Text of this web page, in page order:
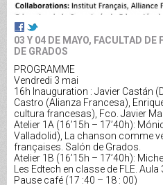
03 Y 04 DE MAYO, FACULTAD DE
DE GRADOS
PROGRAMME
Vendredi 3 mai
16h Inauguration : Javier Castán
Castro (Alianza Francesa),
cultura francesas), Fco. Javier
Atelier 1A (16’15h – 17’40h):
Valladolid), La chanson comme
françaises. Salón de Grados.
Atelier 1B (16’15h – 17’40h):
Les Edtech en classe de FLE. Aula
Pause café (17 :40 – 18 : 00)